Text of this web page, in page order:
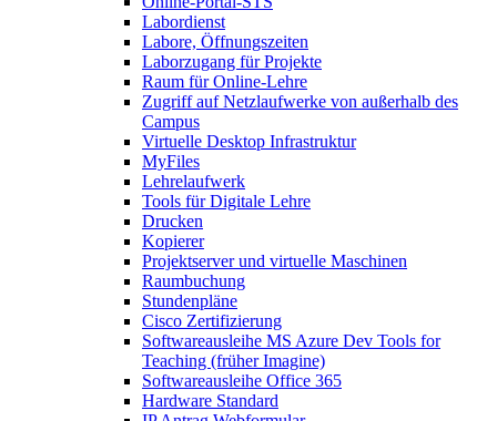
Labordienst
Labore, Öffnungszeiten
Laborzugang für Projekte
Raum für Online-Lehre
Zugriff auf Netzlaufwerke von außerhalb des
Campus
Virtuelle Desktop Infrastruktur
MyFiles
Lehrelaufwerk
Tools für Digitale Lehre
Drucken
Kopierer
Projektserver und virtuelle Maschinen
Raumbuchung
Stundenpläne
Cisco Zertifizierung
Softwareausleihe MS Azure Dev Tools for
Teaching (früher Imagine)
Softwareausleihe Office 365
Hardware Standard